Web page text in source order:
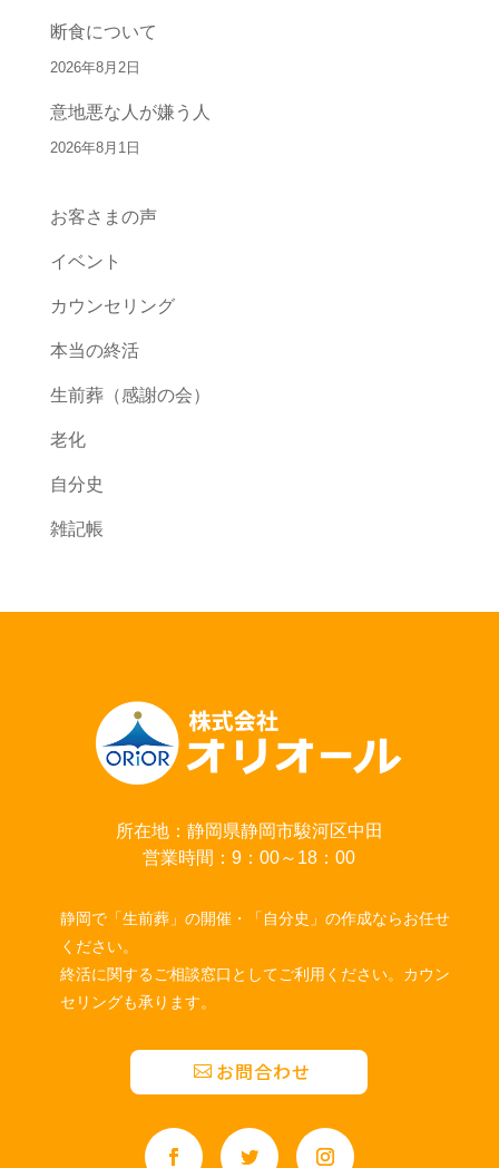
断食について
2026年8月2日
意地悪な人が嫌う人
2026年8月1日
お客さまの声
イベント
カウンセリング
本当の終活
生前葬（感謝の会）
老化
自分史
雑記帳
所在地：静岡県静岡市駿河区中田
営業時間：9：00～18：00
静岡で「生前葬」の開催・「自分史」の作成ならお任せ
ください。
終活に関するご相談窓口としてご利用ください。カウン
セリングも承ります。
お問合わせ